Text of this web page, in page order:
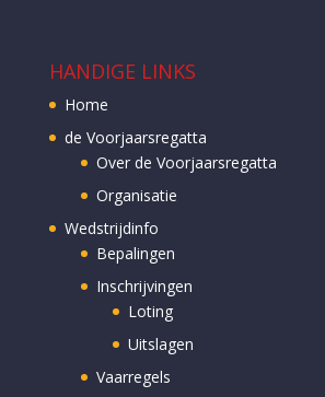
HANDIGE LINKS
Home
de Voorjaarsregatta
Over de Voorjaarsregatta
Organisatie
Wedstrijdinfo
Bepalingen
Inschrijvingen
Loting
Uitslagen
Vaarregels